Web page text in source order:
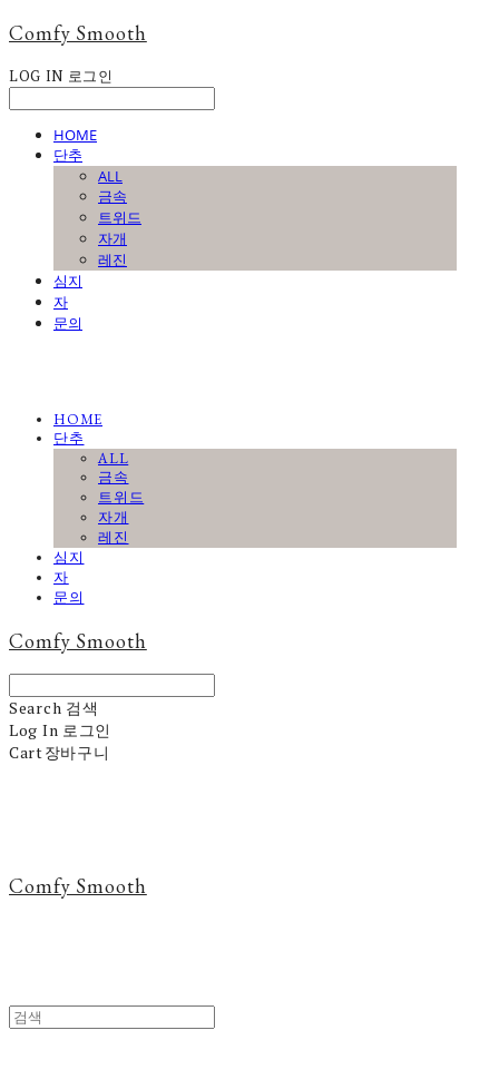
Comfy Smooth
LOG IN 로그인
HOME
단추
ALL
금속
트위드
자개
레진
심지
자
문의
HOME
단추
ALL
금속
트위드
자개
레진
심지
자
문의
Comfy Smooth
Search 검색
Log In 로그인
Cart장바구니
Comfy Smooth